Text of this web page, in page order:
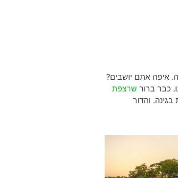
איפה אתם יושבים?
כבר ברור שרצפת
והדור